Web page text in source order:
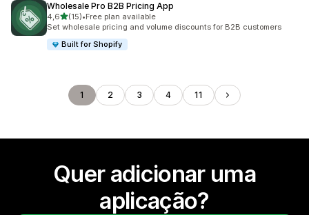
Wholesale Pro B2B Pricing App
4,6de 5 estrelas
(15)
15 total de avaliações
•Free plan available
Set wholesale pricing and volume discounts for B2B customers
Built for Shopify
1 2 3 4 11
Quer adicionar uma
aplicação?